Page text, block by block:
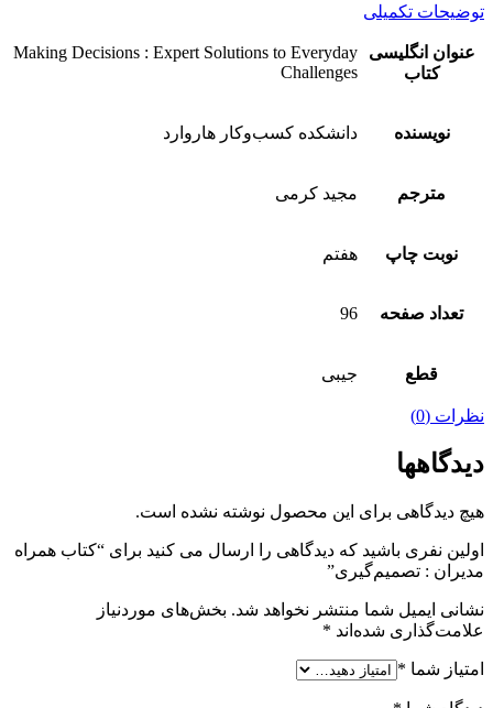
توضیحات تکمیلی
عنوان انگلیسی
کتاب
Making Decisions : Expert Solutions to Everyday
Challenges
نویسنده دانشکده کسب‌وکار هاروارد
مترجم مجید کرمی
نوبت چاپ هفتم
تعداد صفحه 96
قطع جیبی
نظرات (0)
دیدگاهها
هیچ دیدگاهی برای این محصول نوشته نشده است.
اولین نفری باشید که دیدگاهی را ارسال می کنید برای “کتاب همراه
مدیران : تصمیم‌گیری”
نشانی ایمیل شما منتشر نخواهد شد. بخش‌های موردنیاز
علامت‌گذاری شده‌اند *
امتیاز شما *